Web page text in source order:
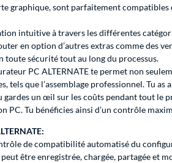
graphique, sont parfaitement
intuitive à travers les différentes
en option d’autres extras comme des
toute sécurité tout au long du processus.
PC ALTERNATE te permet non
tels que l’assemblage professionnel. Tu
gardes un œil sur les coûts pendant tout le
PC. Tu bénéficies ainsi d’un contrôle
de compatibilité automatisé du
être enregistrée, chargée, partagée et